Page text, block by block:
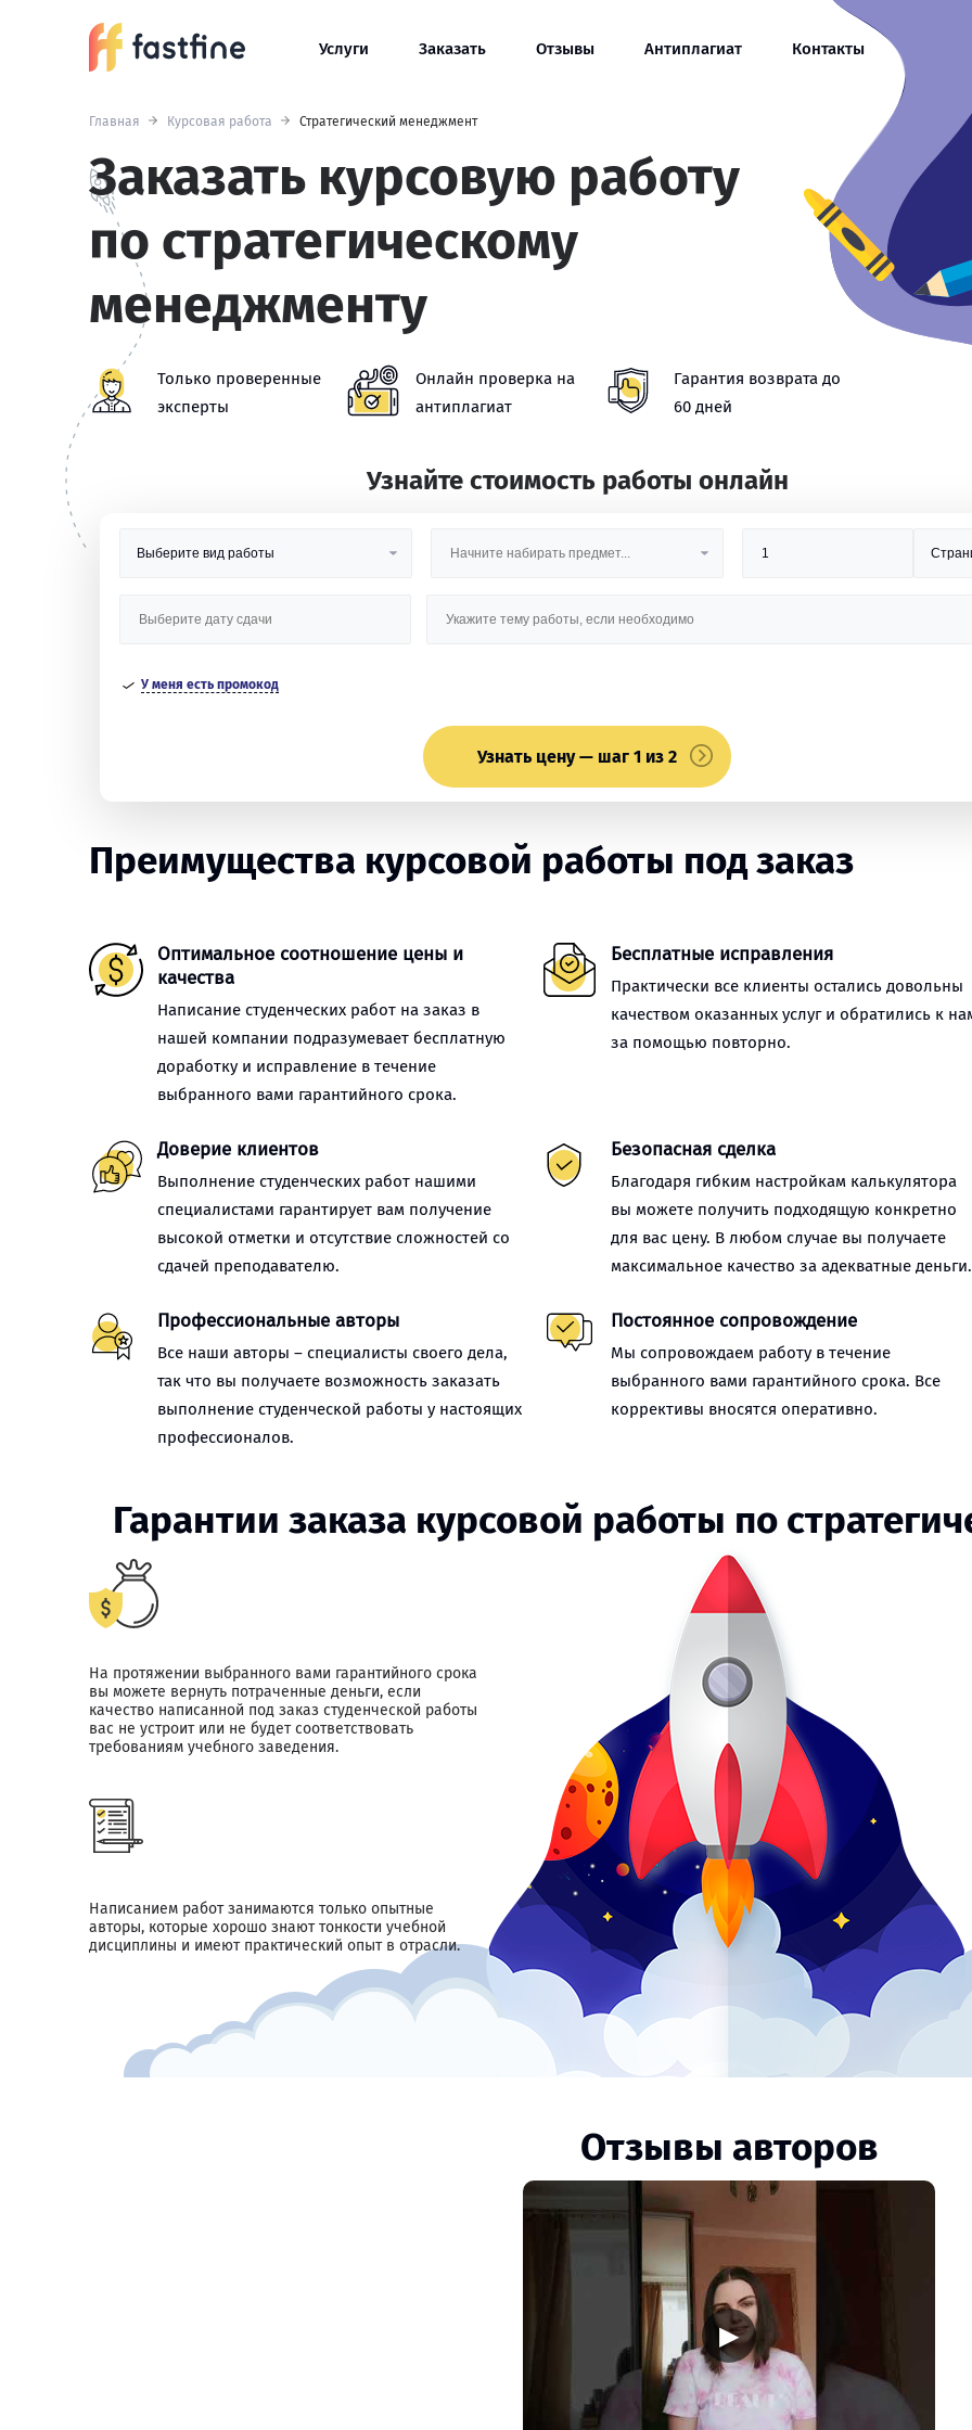
Услуги Заказать Отзывы Антиплагиат Контакты
Главная Курсовая работа Стратегический менеджмент
Заказать курсовую работу
по стратегическому
менеджменту
Только проверенные
эксперты
Онлайн проверка на
антиплагиат
Гарантия возврата до
60 дней
Узнайте стоимость работы онлайн
У меня есть промокод
Узнать цену — шаг 1 из 2
Преимущества курсовой работы под заказ
Оптимальное соотношение цены и
качества
Написание студенческих работ на заказ в
нашей компании подразумевает бесплатную
доработку и исправление в течение
выбранного вами гарантийного срока.
Бесплатные исправления
Практически все клиенты остались довольны
качеством оказанных услуг и обратились к
за помощью повторно.
Доверие клиентов
Выполнение студенческих работ нашими
специалистами гарантирует вам получение
высокой отметки и отсутствие сложностей со
сдачей преподавателю.
Безопасная сделка
Благодаря гибким настройкам калькулятора
вы можете получить подходящую конкретно
для вас цену. В любом случае вы получаете
максимальное качество за адекватные деньги.
Профессиональные авторы
Все наши авторы – специалисты своего дела,
так что вы получаете возможность заказать
выполнение студенческой работы у настоящих
профессионалов.
Постоянное сопровождение
Мы сопровождаем работу в течение
выбранного вами гарантийного срока. Все
коррективы вносятся оперативно.
Гарантии заказа курсовой работы по
На протяжении выбранного вами гарантийного срока
вы можете вернуть потраченные деньги, если
качество написанной под заказ студенческой работы
вас не устроит или не будет соответствовать
требованиям учебного заведения.
Написанием работ занимаются только опытные
авторы, которые хорошо знают тонкости учебной
дисциплины и имеют практический опыт в отрасли.
Отзывы авторов
▶